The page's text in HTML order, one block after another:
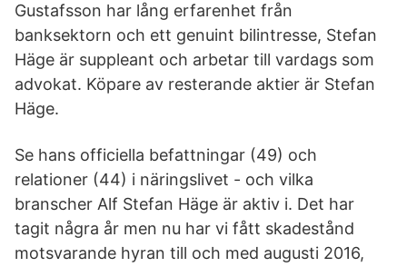
Gustafsson har lång erfarenhet från
banksektorn och ett genuint bilintresse, Stefan
Häge är suppleant och arbetar till vardags som
advokat. Köpare av resterande aktier är Stefan
Häge.
Se hans officiella befattningar (49) och
relationer (44) i näringslivet - och vilka
branscher Alf Stefan Häge är aktiv i. Det har
tagit några år men nu har vi fått skadestånd
motsvarande hyran till och med augusti 2016,